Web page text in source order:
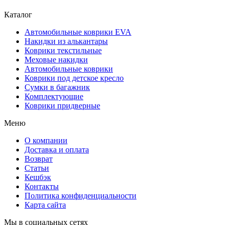
Каталог
Автомобильные коврики EVA
Накидки из алькантары
Коврики текстильные
Меховые накидки
Автомобильные коврики
Коврики под детское кресло
Сумки в багажник
Комплектующие
Коврики придверные
Меню
О компании
Доставка и оплата
Возврат
Статьи
Кешбэк
Контакты
Политика конфиденциальности
Карта сайта
Мы в социальных сетях